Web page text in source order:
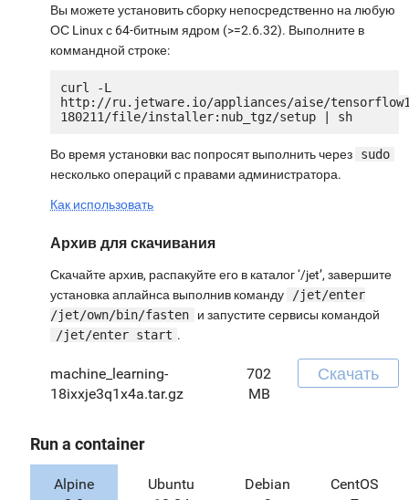
Вы можете установить сборку непосредственно на любую
ОС Linux с 64-битным ядром (>=2.6.32). Выполните в
коммандной строке:
curl -L
http://ru.jetware.io/appliances/aise/
Во время установки вас попросят выполнить через
sudo
несколько операций с правами администратора.
Как использовать
Архив для скачивания
Скачайте архив, распакуйте его в каталог ‘/jet’, завершите
установка аплайнса выполнив команду
/jet/enter
/jet/own/bin/fasten
и запустите сервисы командой
/jet/enter start .
machine_learning-
18ixxje3q1x4a.tar.gz
702
MB
Скачать
Run a container
Alpine
Ubuntu
Debian
CentOS